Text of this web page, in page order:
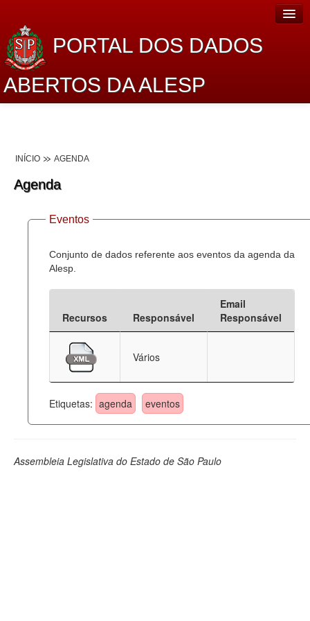
PORTAL DOS DADOS
ABERTOS DA ALESP
Lei de Acesso à Informação
Dados Governamentais Abertos
Planejamento
Catálogo de dados
Deputados Estaduais
Administração
Legislação
INÍCIO AGENDA
Agenda
Eventos
Conjunto de dados referente aos eventos da agenda da
Alesp.
Recursos Responsável
Email
Responsável
Vários
Etiquetas: agenda eventos
Assembleia Legislativa do Estado de São Paulo